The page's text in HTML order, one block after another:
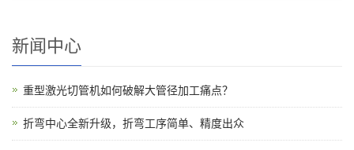
新闻中心
重型激光切管机如何破解大管径加工痛点？
折弯中心全新升级，折弯工序简单、精度出众